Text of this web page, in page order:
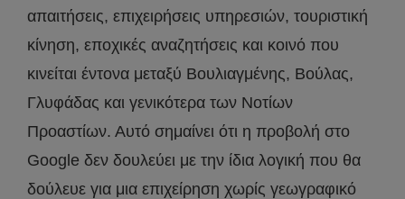
απαιτήσεις, επιχειρήσεις υπηρεσιών, τουριστική
κίνηση, εποχικές αναζητήσεις και κοινό που
κινείται έντονα μεταξύ Βουλιαγμένης, Βούλας,
Γλυφάδας και γενικότερα των Νοτίων
Προαστίων. Αυτό σημαίνει ότι η προβολή στο
Google δεν δουλεύει με την ίδια λογική που θα
δούλευε για μια επιχείρηση χωρίς γεωγραφικό